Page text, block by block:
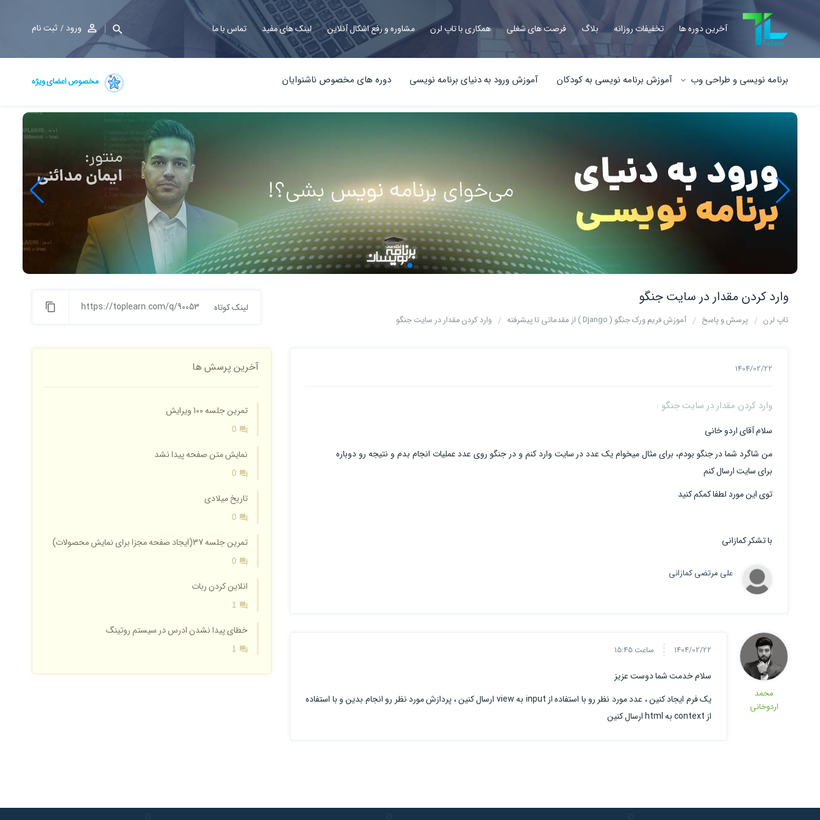
آخرین دوره ها تخفیفات روزانه بلاگ فرصت های شغلی همکاری با تاپ لرن مشاوره و رفع اشکال آنلاین لینک های مفید تماس با ما ورود ثبت نام
برنامه نویسی و طراحی وب آموزش برنامه نویسی به کودکان آموزش ورود به دنیای برنامه نویسی دوره های مخصوص ناشنوایان مخصوص اعضای ویژه
وارد کردن مقدار در سایت جنگو
تاپ لرن پرسش و پاسخ آموزش فریم ورک جنگو ( Django ) از مقدماتی تا پیشرفته وارد کردن مقدار در سایت جنگو
لینک کوتاه https://toplearn.com/q/90053
1404/02/22
وارد کردن مقدار در سایت جنگو :
سلام آقای اردو خانی
من شاگرد شما در جنگو بودم، برای مثال میخوام یک عدد در سایت وارد کنم و در جنگو روی عدد عملیات انجام بدم و نتیجه رو دوباره
برای سایت ارسال کنم
توی این مورد لطفا کمکم کنید
با تشکر کمازانی
علی مرتضی کمازانی
محمد
اردوخانی
1404/02/22 ساعت 15:45
سلام خدمت شما دوست عزیز
یک فرم ایجاد کنین ، عدد مورد نظر رو با استفاده از input به view ارسال کنین ، پردازش مورد نظر رو انجام بدین و با استفاده
از context به html ارسال کنین
آخرین پرسش ها
تمرین جلسه 100 ویرایش
0
نمایش متن صفحه پیدا نشد
0
تاریخ میلادی
0
تمرین جلسه 37(ایجاد صفحه مجزا برای نمایش محصولات)
0
انلاین کردن ربات
1
خطای پیدا نشدن ادرس در سیستم روتینگ
1